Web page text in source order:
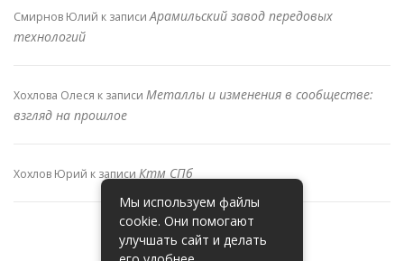
Смирнов Юлий к записиАрамильский завод передовых
технологий
Хохлова Олеся к записи Металлы и изменения в сообществе:
взгляд на прошлое
Хохлов Юрий к записи Ктм СПб
Мы используем файлы
cookie. Они помогают
улучшать сайт и делать